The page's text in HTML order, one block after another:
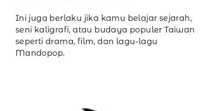
Ini juga berlaku jika kamu belajar sejarah,
seni kaligrafi, atau budaya populer Taiwan
seperti drama, film, dan lagu-lagu
Mandopop.